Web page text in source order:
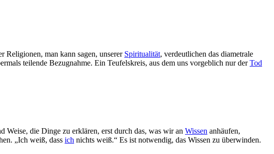
Religionen, man kann sagen, unserer Spiritualität, verdeutlichen das diametrale
teilende Bezugnahme. Ein Teufelskreis, aus dem uns vorgeblich nur derTod
Weise, die Dinge zu erklären, erst durch das, was wir an Wissen anhäufen,
„Ich weiß, dass ich nichts weiß.“ Es ist notwendig, das Wissen zu überwinden.